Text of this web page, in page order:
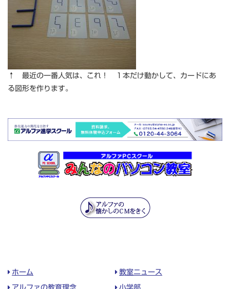
↑ 最近の一番人気は、これ！ １本だけ動かして、カードにあ
る図形を作ります。
ホーム 教室ニュース
アルファの教育理念 小学部